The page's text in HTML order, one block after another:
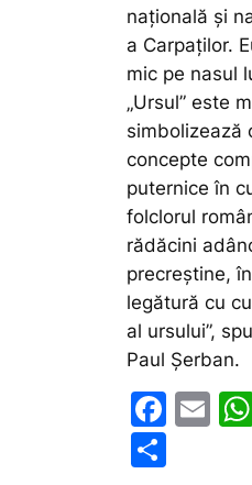
națională și
a Carpaților.
mic pe nasul
„Ursul” este
simbolizează
concepte
puternice în
folclorul
rădăcini
precreștine,
legătură cu
al ursului”,
Paul Șerban.
F
E